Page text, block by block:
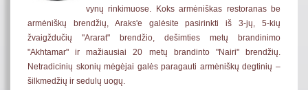
vynų rinkimuose. Koks armėniškas restoranas be
armėniškų brendžių, Araks'e galėsite pasirinkti iš 3-jų, 5-kių
žvaigždučių "Ararat" brendžio, dešimties metų brandinimo
"Akhtamar" ir mažiausiai 20 metų brandinto "Nairi" brendžių.
Netradicinių skonių mėgėjai galės paragauti armėniškų degtinių –
šilkmedžių ir sedulų uogų.